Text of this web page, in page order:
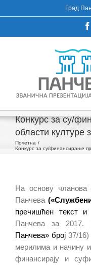
to
Град
Конкурс за су/
области културе
Почетна
Конкурс за су/финансирање
На основу
Панчева
пречишћен текст и
Панчева за 2017.
Панчева» број 37/16)
мерилима и начину
финансирају и